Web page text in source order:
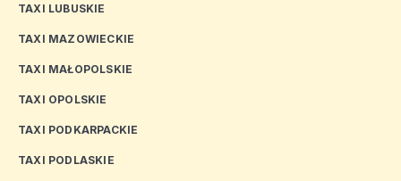
TAXI LUBUSKIE
TAXI MAZOWIECKIE
TAXI MAŁOPOLSKIE
TAXI OPOLSKIE
TAXI PODKARPACKIE
TAXI PODLASKIE